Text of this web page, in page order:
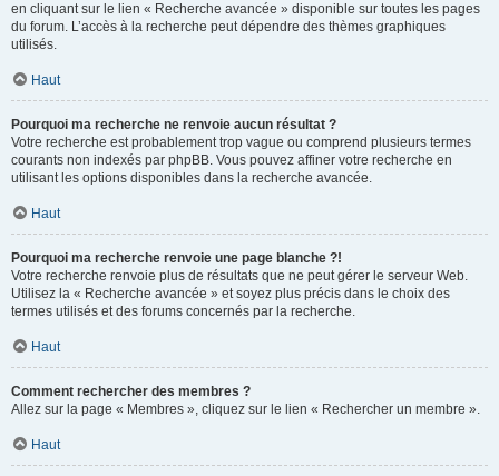
en cliquant sur le lien « Recherche avancée » disponible sur toutes les pages
du forum. L’accès à la recherche peut dépendre des thèmes graphiques
utilisés.
Haut
Pourquoi ma recherche ne renvoie aucun résultat ?
Votre recherche est probablement trop vague ou comprend plusieurs termes
courants non indexés par phpBB. Vous pouvez affiner votre recherche en
utilisant les options disponibles dans la recherche avancée.
Haut
Pourquoi ma recherche renvoie une page blanche ?!
Votre recherche renvoie plus de résultats que ne peut gérer le serveur Web.
Utilisez la « Recherche avancée » et soyez plus précis dans le choix des
termes utilisés et des forums concernés par la recherche.
Haut
Comment rechercher des membres ?
Allez sur la page « Membres », cliquez sur le lien « Rechercher un membre ».
Haut